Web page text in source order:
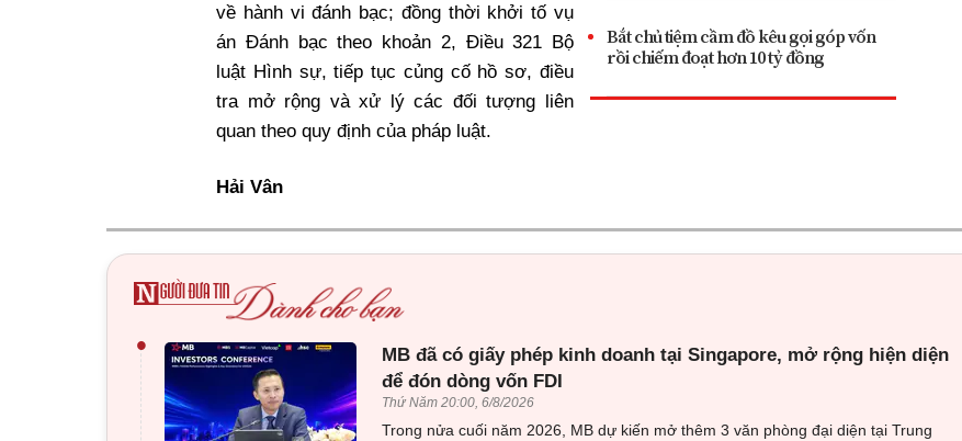
Bắt chủ tiệm cầm đồ kêu gọi góp vốn
rồi chiếm đoạt hơn 10 tỷ đồng
về hành vi đánh bạc; đồng thời khởi tố vụ
án Đánh bạc theo khoản 2, Điều 321 Bộ
luật Hình sự, tiếp tục củng cố hồ sơ, điều
tra mở rộng và xử lý các đối tượng liên
quan theo quy định của pháp luật.
Hải Vân
•
MB đã có giấy phép kinh doanh tại Singapore, mở rộng hiện diện
để đón dòng vốn FDI
Thứ Năm 20:00, 6/8/2026
Trong nửa cuối năm 2026, MB dự kiến mở thêm 3 văn phòng đại diện tại Trung